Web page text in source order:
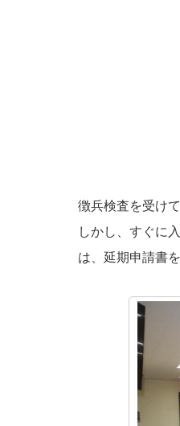
徴兵検査を受け
しかし、すぐに
は、延期申請書